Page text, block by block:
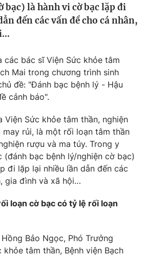
lai
bạc) là hành vi cờ bạc lặp đi
đến các vấn đề cho cá nhân,
các bác sĩ Viện Sức khỏe tâm
Mai trong chương trình sinh
đề: "Đánh bạc bệnh lý - Hậu
cảnh báo".
Viện Sức khỏe tâm thần, nghiện
rủi, là một rối loạn tâm thần
rượu và ma túy. Trong y
(đánh bạc bệnh lý/nghiện cờ bạc)
đi lặp lại nhiều lần dẫn đến các
gia đình và xã hội…
loạn cờ bạc có tỷ lệ rối loạn
Hồng Bảo Ngọc, Phó Trưởng
khỏe tâm thần, Bệnh viện Bạch